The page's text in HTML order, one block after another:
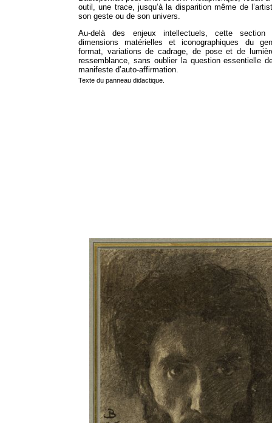
outil, une trace, jusqu’à la disparition même de
son geste ou de son univers.
Au-delà des enjeux intellectuels, cette section
dimensions matérielles et iconographiques du
format, variations de cadrage, de pose et de
ressemblance, sans oublier la question essentielle
manifeste d’auto-affirmation.
Texte du panneau didactique.